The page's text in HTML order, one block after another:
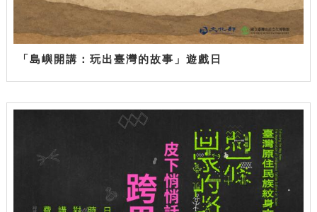
「島嶼開講：玩出臺灣的故事」遊戲日